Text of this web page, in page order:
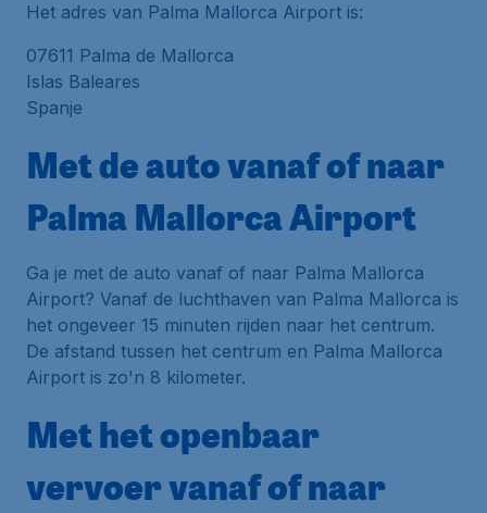
Het adres van Palma Mallorca Airport is:
07611 Palma de Mallorca
Islas Baleares
Spanje
Met de auto vanaf of naar
Palma Mallorca Airport
Ga je met de auto vanaf of naar Palma Mallorca
Airport? Vanaf de luchthaven van Palma Mallorca is
het ongeveer 15 minuten rijden naar het centrum.
De afstand tussen het centrum en Palma Mallorca
Airport is zo'n 8 kilometer.
Met het openbaar
vervoer vanaf of naar